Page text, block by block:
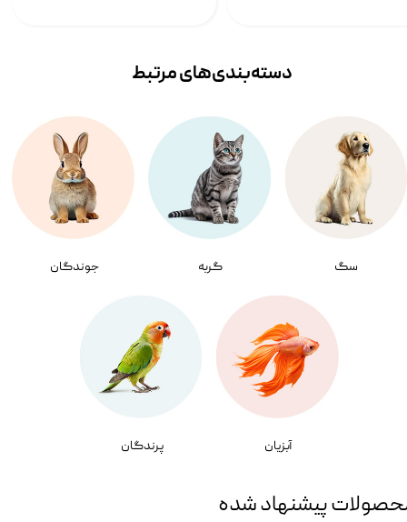
سگ گربه جوندگان
آبزیان پرندگان
دسته‌بندی‌‌های مرتبط
پیشنهاد شده